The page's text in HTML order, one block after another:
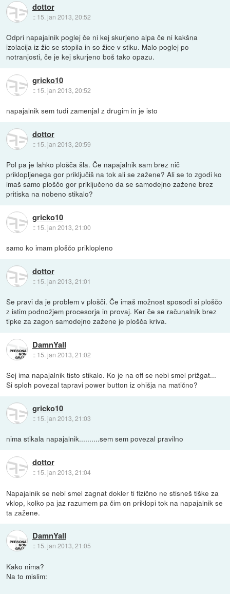
dottor
:: 15. jan 2013, 20:52
Odpri napajalnik poglej če ni kej skurjeno alpa če ni kakšna
izolacija iz žic se stopila in so žice v stiku. Malo poglej po
notranjosti, če je kej skurjeno boš tako opazu.
gricko10
:: 15. jan 2013, 20:52
napajalnik sem tudi zamenjal z drugim in je isto
dottor
:: 15. jan 2013, 20:59
Pol pa je lahko plošča šla. Če napajalnik sam brez nič
priklopljenega gor priključiš na tok ali se zažene? Ali se to zgodi ko
imaš samo ploščo gor priključeno da se samodejno zažene brez
pritiska na nobeno stikalo?
gricko10
:: 15. jan 2013, 21:00
samo ko imam ploščo priklopleno
dottor
:: 15. jan 2013, 21:01
Se pravi da je problem v plošči. Če imaš možnost sposodi si ploščo
z istim podnožjem procesorja in provaj. Ker če se računalnik brez
tipke za zagon samodejno zažene je plošča kriva.
DamnYall
:: 15. jan 2013, 21:02
Sej ima napajalnik tisto stikalo. Ko je na off se nebi smel prižgat...
Si sploh povezal tapravi power button iz ohišja na matično?
gricko10
:: 15. jan 2013, 21:03
nima stikala napajalnik..........sem sem povezal pravilno
dottor
:: 15. jan 2013, 21:04
Napajalnik se nebi smel zagnat dokler ti fizično ne stisneš tiške za
vklop, kolko pa jaz razumem pa čim on priklopi tok na napajalnik se
ta zažene.
DamnYall
:: 15. jan 2013, 21:05
Kako nima?
Na to mislim: